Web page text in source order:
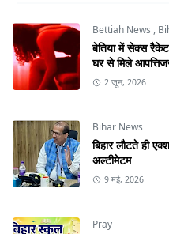
Bettiah News ,
बेतिया में सेक्स
घर से मिले
2 जून, 2026
Bihar News
बिहार लौटते ही
अल्टीमेटम
9 मई, 2026
Pray